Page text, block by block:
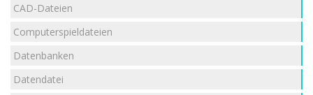
CAD-Dateien
Computerspieldateien
Datenbanken
Datendatei